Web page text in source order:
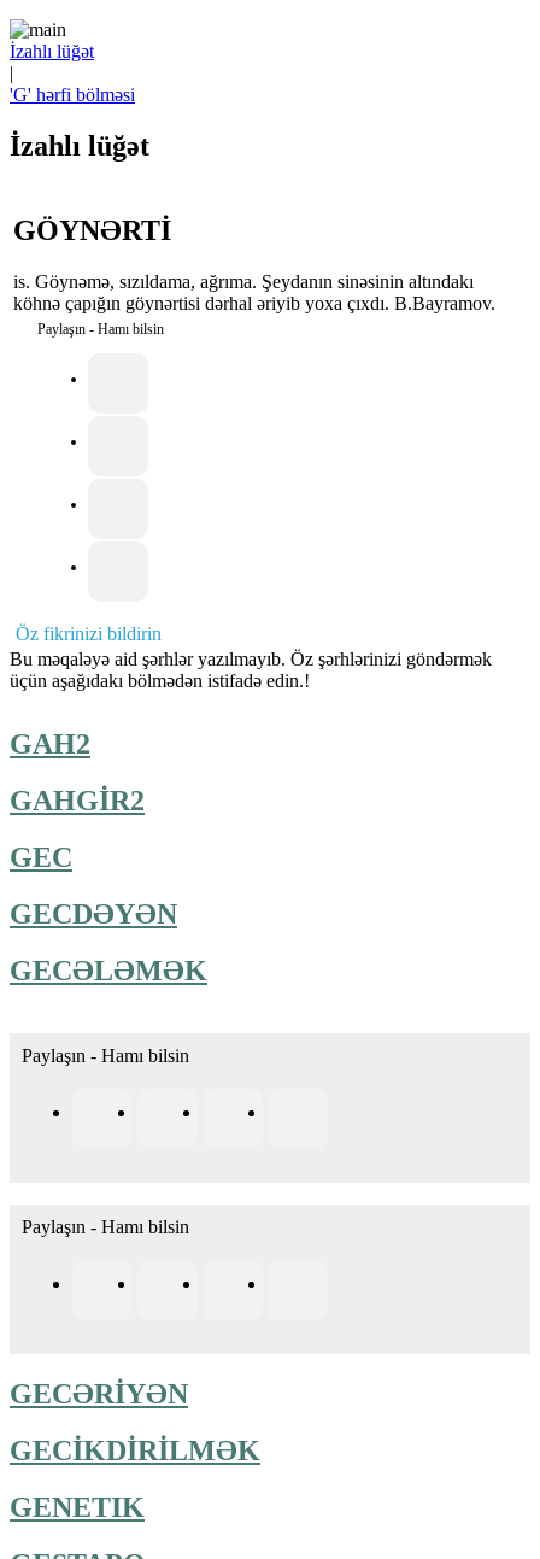
İzahlı lüğət
|
'G' hərfi bölməsi
İzahlı lüğət
GÖYNƏRTİ
is. Göynəmə, sızıldama, ağrıma. Şeydanın sinəsinin altındakı
köhnə çapığın göynərtisi dərhal əriyib yoxa çıxdı. B.Bayramov.
Paylaşın - Hamı bilsin
Öz fikrinizi bildirin
Bu məqaləyə aid şərhlər yazılmayıb. Öz şərhlərinizi göndərmək
üçün aşağıdakı bölmədən istifadə edin.!
GAH2
GAHGİR2
GEC
GECDƏYƏN
GECƏLƏMƏK
Paylaşın - Hamı bilsin
Paylaşın - Hamı bilsin
GECƏRİYƏN
GECİKDİRİLMƏK
GENETIK